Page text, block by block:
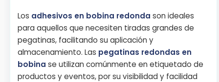
Los adhesivos en bobina redonda son ideales
para aquellos que necesiten tiradas grandes de
pegatinas, facilitando su aplicación y
almacenamiento. Las pegatinas redondas en
bobina se utilizan comúnmente en etiquetado de
productos y eventos, por su visibilidad y facilidad